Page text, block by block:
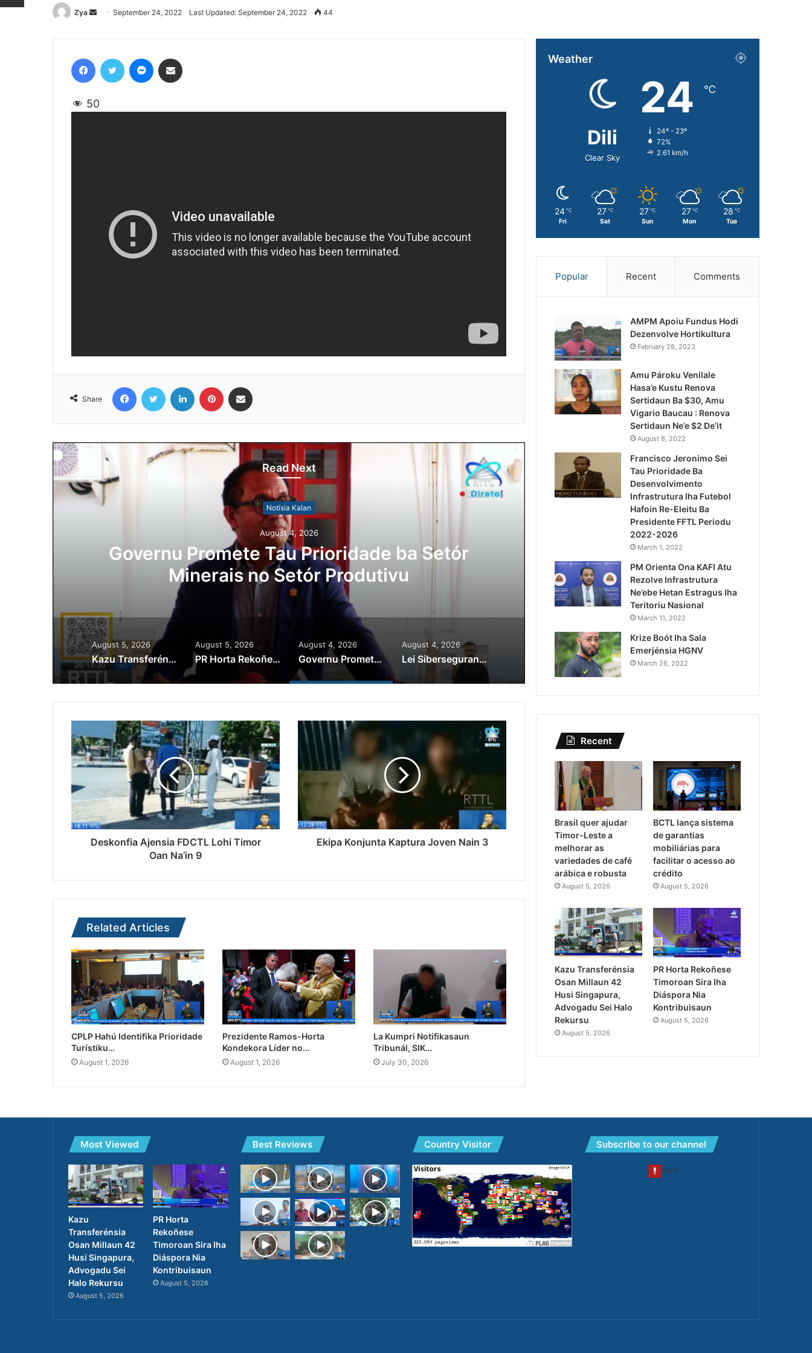
Zya
Send
email
September 24, 2022 Last Updated: September 24, 2022 44
50
Share
Read Next
Notísia Kalan
August 4, 2026
Governu Promete Tau Prioridade ba Setór
Minerais no Setór Produtivu
Lei Siberseguransa Ajuda
Kaptura Autór Kriminozu
Estranjeiru
August 5, 2026
Kazu Transferénsia Osan Millaun 42 Husi Singapura, Advogadu Sei Halo Rekursu
August 5, 2026
PR Horta Rekoñese Timoroan Sira Iha Diáspora Nia Kontribuisaun
August 4, 2026
Governu Promete Tau Prioridade ba Setór Minerais no Setór Produtivu
August 4, 2026
Lei Siberseguransa Ajuda Autoridade Polisiál Kaptura Autór Kriminozu ho Paradeiru Iha Estranjeiru
Deskonfia Ajensia FDCTL Lohi Timor
Oan Na’in 9
Ekipa Konjunta Kaptura Joven Nain 3
Related Articles
CPLP Hahú Identifika Prioridade
Turístiku…
August 1, 2026
Prezidente Ramos-Horta
Kondekora Líder no…
August 1, 2026
La Kumpri Notifikasaun
Tribunál, SIK…
July 30, 2026
Weather
Dili
Clear Sky
24 ℃
24º - 23º
72%
2.61 km/h
24 ℃
Fri
27 ℃
Sat
27 ℃
Sun
27 ℃
Mon
28 ℃
Tue
Popular Recent Comments
AMPM Apoiu Fundus Hodi
Dezenvolve Hortikultura
February 28, 2023
Amu Pároku Venilale
Hasa’e Kustu Renova
Sertidaun Ba $30, Amu
Vigario Baucau : Renova
Sertidaun Ne’e $2 De’it
August 8, 2022
Francisco Jeronimo Sei
Tau Prioridade Ba
Desenvolvimento
Infrastrutura Iha Futebol
Hafoin Re-Eleitu Ba
Presidente FFTL Periodu
2022-2026
March 1, 2022
PM Orienta Ona KAFI Atu
Rezolve Infrastrutura
Ne’ebe Hetan Estragus Iha
Teritoriu Nasional
March 11, 2022
Krize Boót Iha Sala
Emerjénsia HGNV
March 26, 2022
Recent
Brasil quer ajudar
Timor-Leste a
melhorar as
variedades de café
arábica e robusta
August 5, 2026
BCTL lança sistema
de garantias
mobiliárias para
facilitar o acesso ao
crédito
August 5, 2026
Kazu Transferénsia
Osan Millaun 42
Husi Singapura,
Advogadu Sei Halo
Rekursu
August 5, 2026
PR Horta Rekoñese
Timoroan Sira Iha
Diáspora Nia
Kontribuisaun
August 5, 2026
Most Viewed
Kazu
Transferénsia
Osan Millaun 42
Husi Singapura,
Advogadu Sei
Halo Rekursu
August 5, 2026
PR Horta
Rekoñese
Timoroan Sira Iha
Diáspora Nia
Kontribuisaun
August 5, 2026
Best Reviews Country Visitor Subscribe to our channel